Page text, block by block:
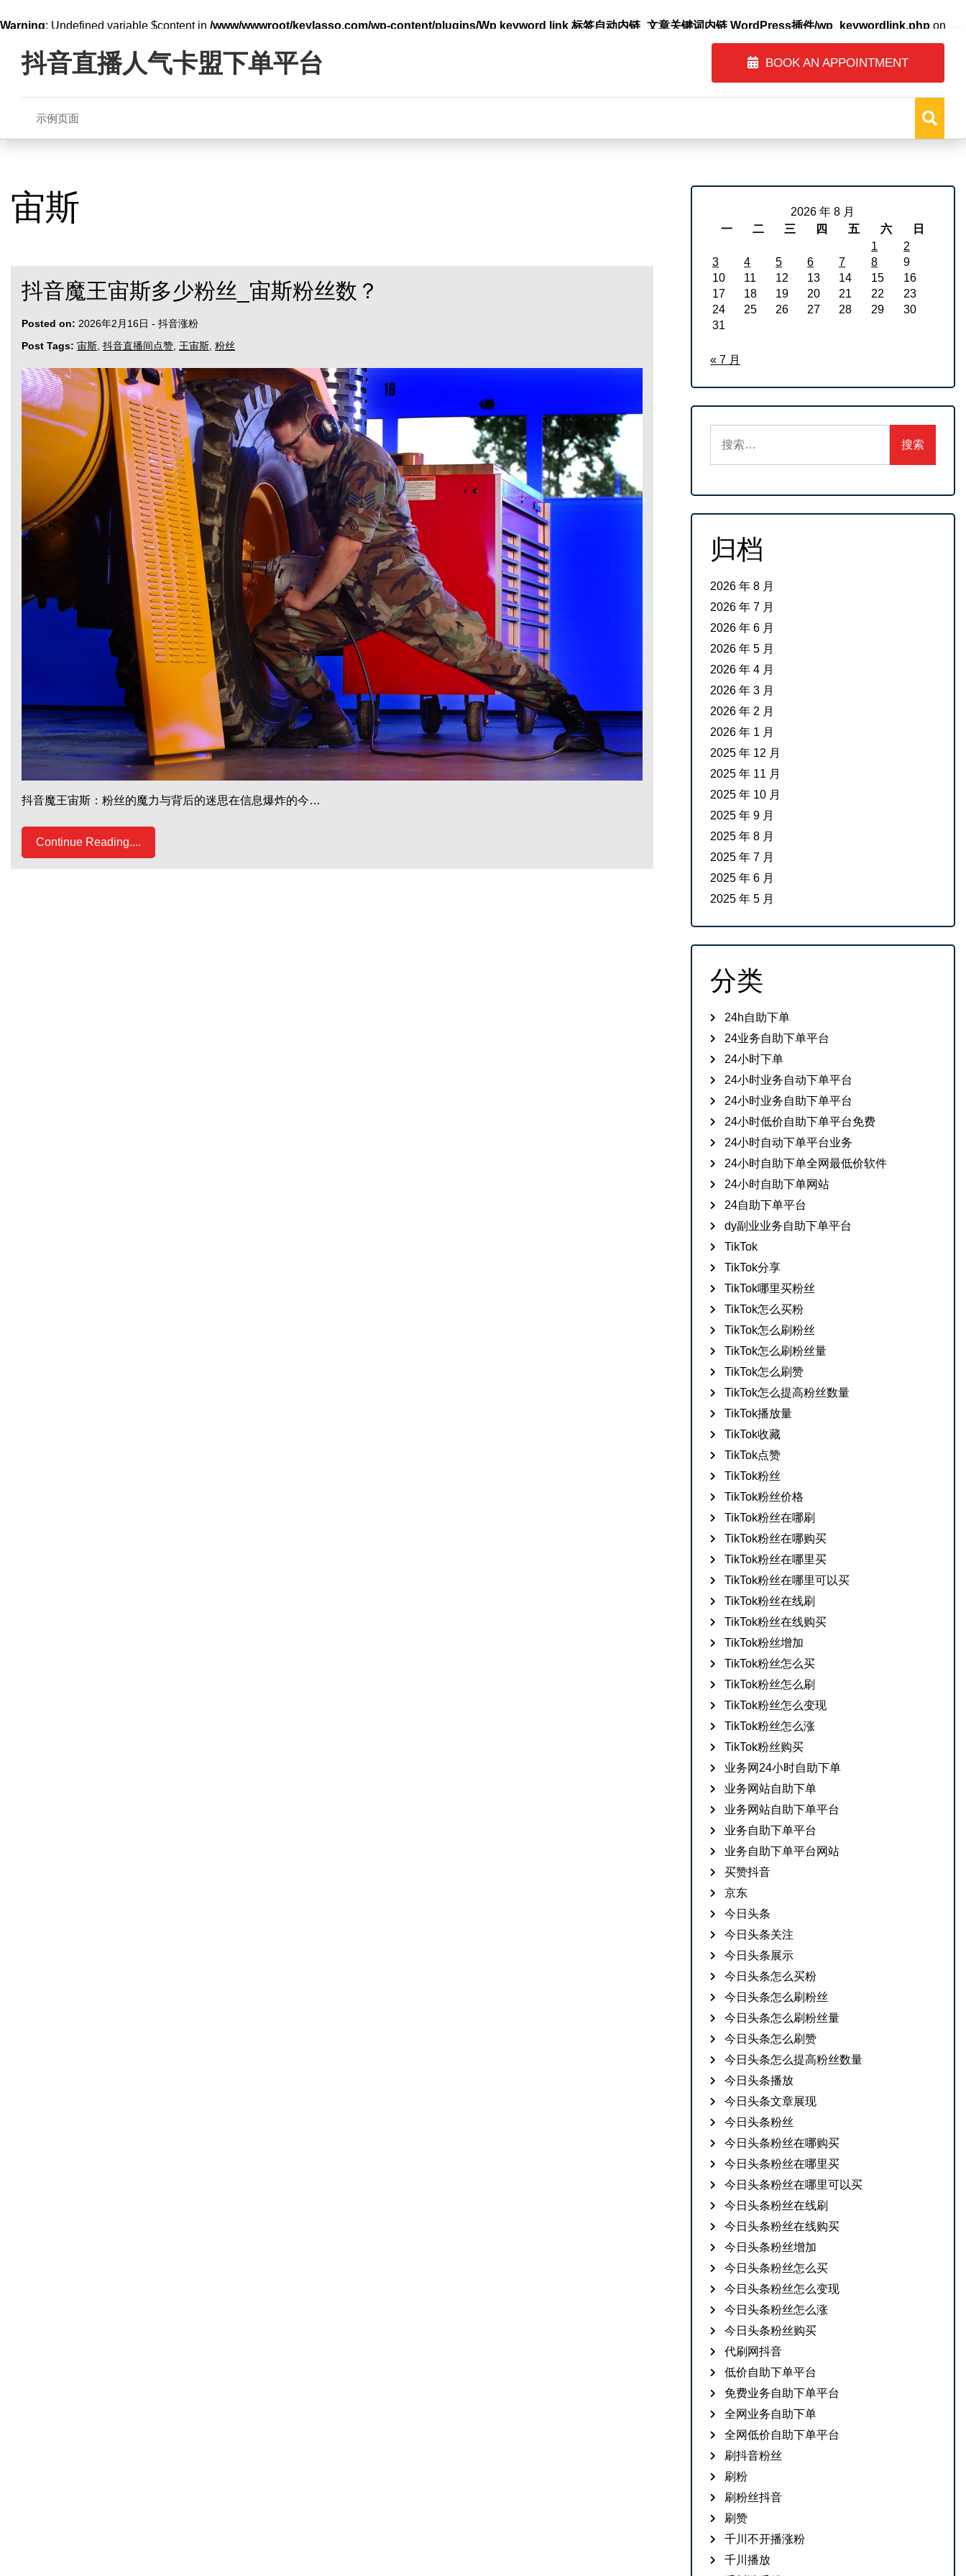
Warning: Undefined variable $content in /www/wwwroot/keylasso.com/wp-content/plugins/Wp keyword link 标签自动内链_文章关键词内链 WordPress插件/wp_keywordlink.php on
content抖音直播人气卡盟下单平台 BOOK AN APPOINTMENT
示例页面
宙斯
抖音魔王宙斯多少粉丝_宙斯粉丝数？
Posted on: 2026年2月16日 - 抖音涨粉
Post Tags: 宙斯 抖音直播间点赞 王宙斯 粉丝
抖音魔王宙斯：粉丝的魔力与背后的迷思在信息爆炸的今…
Continue Reading....
2026 年 8 月
一
二 三 四 五 六
日
1
2
3
4 5 6 7 8
9
10
11 12 13 14 15
16
17
18 19 20 21 22
23
24
25 26 27 28 29
30
31
« 7 月
索：
归档
2026 年 8 月
2026 年 7 月
2026 年 6 月
2026 年 5 月
2026 年 4 月
2026 年 3 月
2026 年 2 月
2026 年 1 月
2025 年 12 月
2025 年 11 月
2025 年 10 月
2025 年 9 月
2025 年 8 月
2025 年 7 月
2025 年 6 月
2025 年 5 月
分类
24h自助下单
24业务自助下单平台
24小时下单
24小时业务自动下单平台
24小时业务自助下单平台
24小时低价自助下单平台免费
24小时自动下单平台业务
24小时自助下单全网最低价软件
24小时自助下单网站
24自助下单平台
dy副业业务自助下单平台
TikTok
TikTok分享
TikTok哪里买粉丝
TikTok怎么买粉
TikTok怎么刷粉丝
TikTok怎么刷粉丝量
TikTok怎么刷赞
TikTok怎么提高粉丝数量
TikTok播放量
TikTok收藏
TikTok点赞
TikTok粉丝
TikTok粉丝价格
TikTok粉丝在哪刷
TikTok粉丝在哪购买
TikTok粉丝在哪里买
TikTok粉丝在哪里可以买
TikTok粉丝在线刷
TikTok粉丝在线购买
TikTok粉丝增加
TikTok粉丝怎么买
TikTok粉丝怎么刷
TikTok粉丝怎么变现
TikTok粉丝怎么涨
TikTok粉丝购买
业务网24小时自助下单
业务网站自助下单
业务网站自助下单平台
业务自助下单平台
业务自助下单平台网站
买赞抖音
京东
今日头条
今日头条关注
今日头条展示
今日头条怎么买粉
今日头条怎么刷粉丝
今日头条怎么刷粉丝量
今日头条怎么刷赞
今日头条怎么提高粉丝数量
今日头条播放
今日头条文章展现
今日头条粉丝
今日头条粉丝在哪购买
今日头条粉丝在哪里买
今日头条粉丝在哪里可以买
今日头条粉丝在线刷
今日头条粉丝在线购买
今日头条粉丝增加
今日头条粉丝怎么买
今日头条粉丝怎么变现
今日头条粉丝怎么涨
今日头条粉丝购买
代刷网抖音
低价自助下单平台
免费业务自助下单平台
全网业务自助下单
全网低价自助下单平台
刷抖音粉丝
刷粉
刷粉丝抖音
刷赞
千川不开播涨粉
千川播放